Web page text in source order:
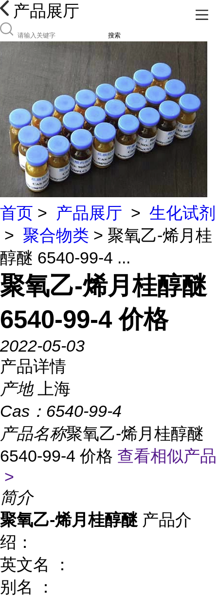
产品展厅
搜索
首页 > 产品展厅 > 生化试剂
> 聚合物类 > 聚氧乙-烯月桂
醇醚 6540-99-4 ...
聚氧乙-烯月桂醇醚
6540-99-4 价格
2022-05-03
产品详情
产地
上海
Cas： 6540-99-4
产品名称聚氧乙-烯月桂醇醚
6540-99-4 价格 查看相似产品
>
简介
聚氧乙-烯月桂醇醚 产品介
绍：
英文名 ：
别名 ：